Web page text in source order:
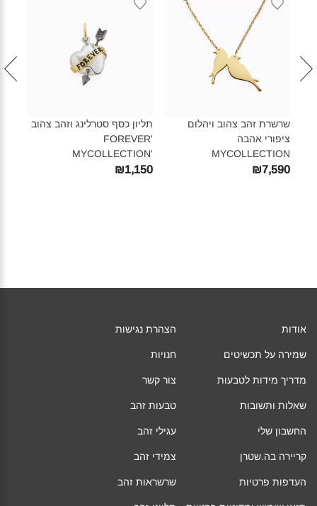
שרשרת זהב צהוב ויהלום
ציפורי אהבה
MYCOLLECTION‎
₪7,590
תליון כסף סטרלינג וזהב צהוב
FOREVER'
MYCOLLECTION'‎
₪1,150
אודות
שמירה על תכשיטים
מדריך מידות לטבעות
שאלות ותשובות
החשבון שלי
קריירה בה.שטרן
העדפות פרטיות
הצהרת נגישות
חנויות
צור קשר
טבעות זהב
עגילי זהב
צמידי זהב
שרשראות זהב